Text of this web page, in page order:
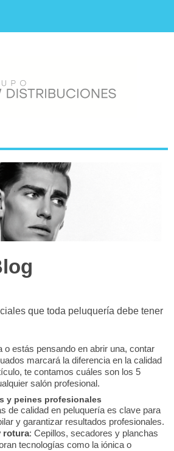
que toda peluquería debe tener
o estás pensando en abrir una, contar
marcará la diferencia en la calidad
te contamos cuáles son los 5
salón profesional.
y peines profesionales
de calidad en peluquería es clave para
y garantizar resultados profesionales.
rotura: Cepillos, secadores y planchas
tecnologías como la iónica o